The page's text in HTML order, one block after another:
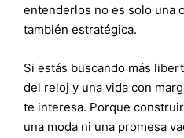
entenderlos no es solo una
también estratégica.
Si estás buscando más
del reloj y una vida con
te interesa. Porque
una moda ni una promesa